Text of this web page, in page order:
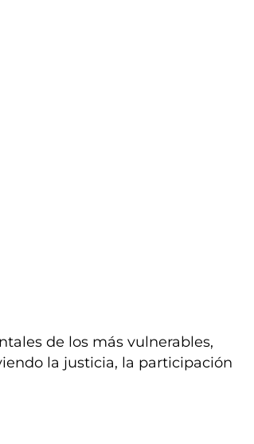
de los más vulnerables,
la justicia, la participación